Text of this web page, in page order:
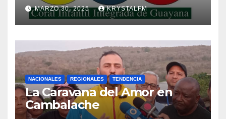
MARZO 30, 2025 KRYSTALFM
NACIONALES REGIONALES TENDENCIA
La Caravana del Amor en
Cambalache